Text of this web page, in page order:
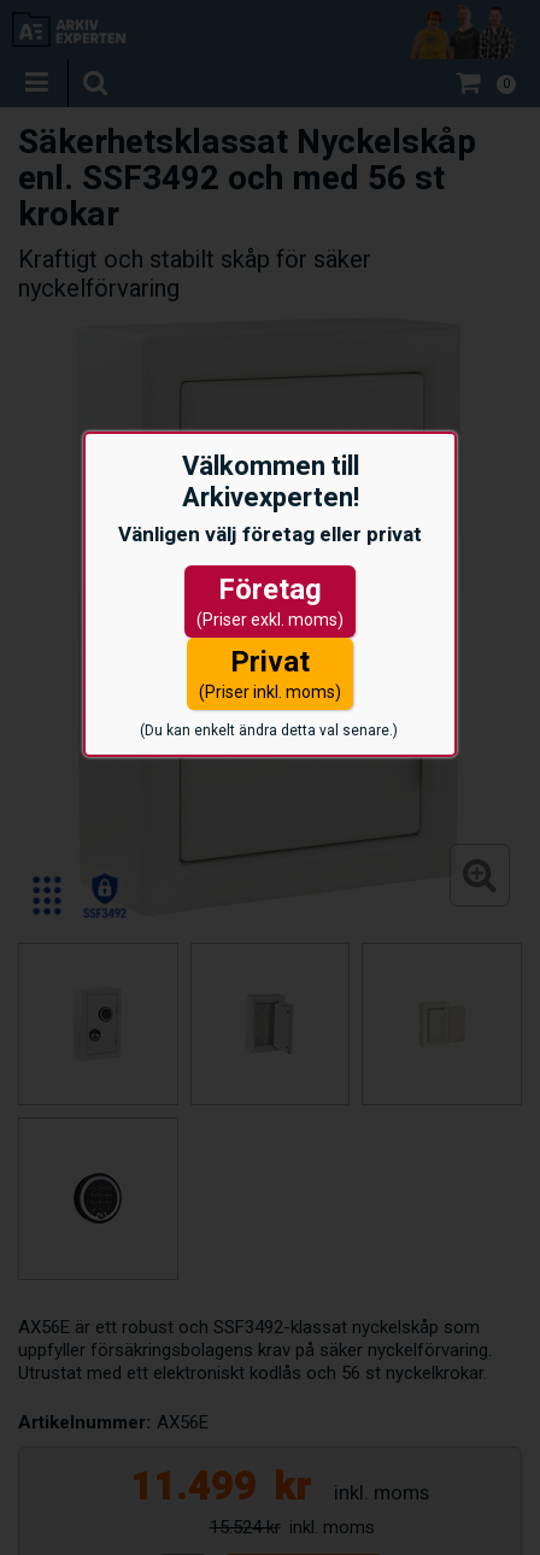
Välkommen till
Arkivexperten!
Vänligen välj företag eller privat
Företag
(Priser exkl. moms)
Privat
(Priser inkl. moms)
(Du kan enkelt ändra detta val senare.)
0
Säkerhetsklassat Nyckelskåp
enl. SSF3492 och med 56 st
krokar
Kraftigt och stabilt skåp för säker
nyckelförvaring
AX56E är ett robust och SSF3492-klassat nyckelskåp som
uppfyller försäkringsbolagens krav på säker nyckelförvaring.
Utrustat med ett elektroniskt kodlås och 56 st nyckelkrokar.
Artikelnummer: AX56E
11.499 kr
15.524 kr